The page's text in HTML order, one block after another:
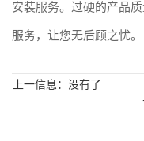
安装服务。过硬的产品
服务，让您无后顾之忧。
上一信息：没有了